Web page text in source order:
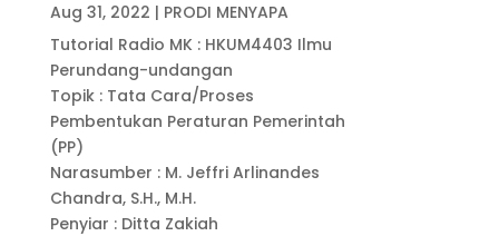
Aug 31, 2022 | PRODI MENYAPA
Tutorial Radio MK : HKUM4403 Ilmu
Perundang-undangan
Topik : Tata Cara/Proses
Pembentukan Peraturan Pemerintah
(PP)
Narasumber : M. Jeffri Arlinandes
Chandra, S.H., M.H.
Penyiar : Ditta Zakiah